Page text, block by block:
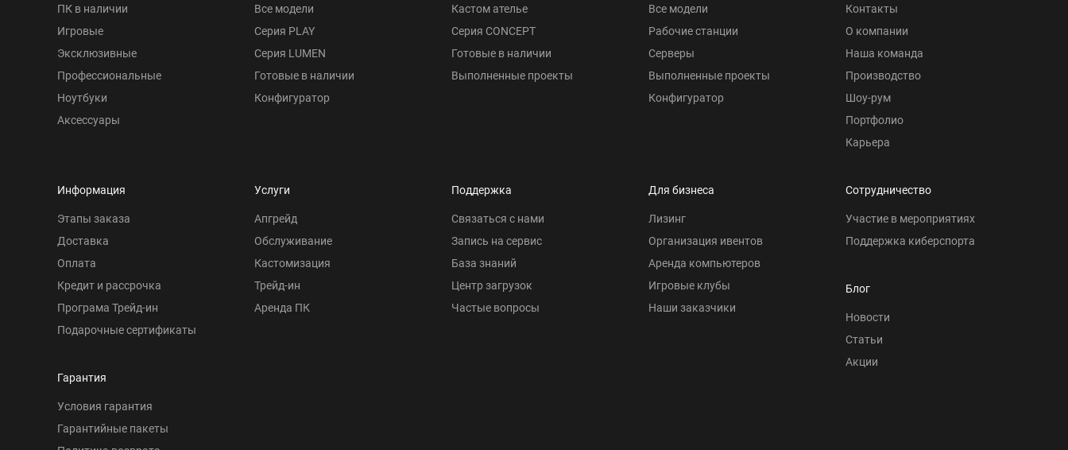
ПК в наличии
Игровые
Эксклюзивные
Профессиональные
Ноутбуки
Аксессуары
Все модели
Серия PLAY
Серия LUMEN
Готовые в наличии
Конфигуратор
Кастом ателье
Серия CONCEPT
Готовые в наличии
Выполненные проекты
Все модели
Рабочие станции
Серверы
Выполненные проекты
Конфигуратор
Контакты
О компании
Наша команда
Производство
Шоу-рум
Портфолио
Карьера
Информация
Этапы заказа
Доставка
Оплата
Кредит и рассрочка
Програма Трейд-ин
Подарочные сертификаты
Гарантия
Условия гарантия
Гарантийные пакеты
Услуги
Апгрейд
Обслуживание
Кастомизация
Трейд-ин
Аренда ПК
Поддержка
Связаться с нами
Запись на сервис
База знаний
Центр загрузок
Частые вопросы
Для бизнеса
Лизинг
Организация ивентов
Аренда компьютеров
Игровые клубы
Наши заказчики
Сотрудничество
Участие в мероприятиях
Поддержка киберспорта
Блог
Новости
Статьи
Акции